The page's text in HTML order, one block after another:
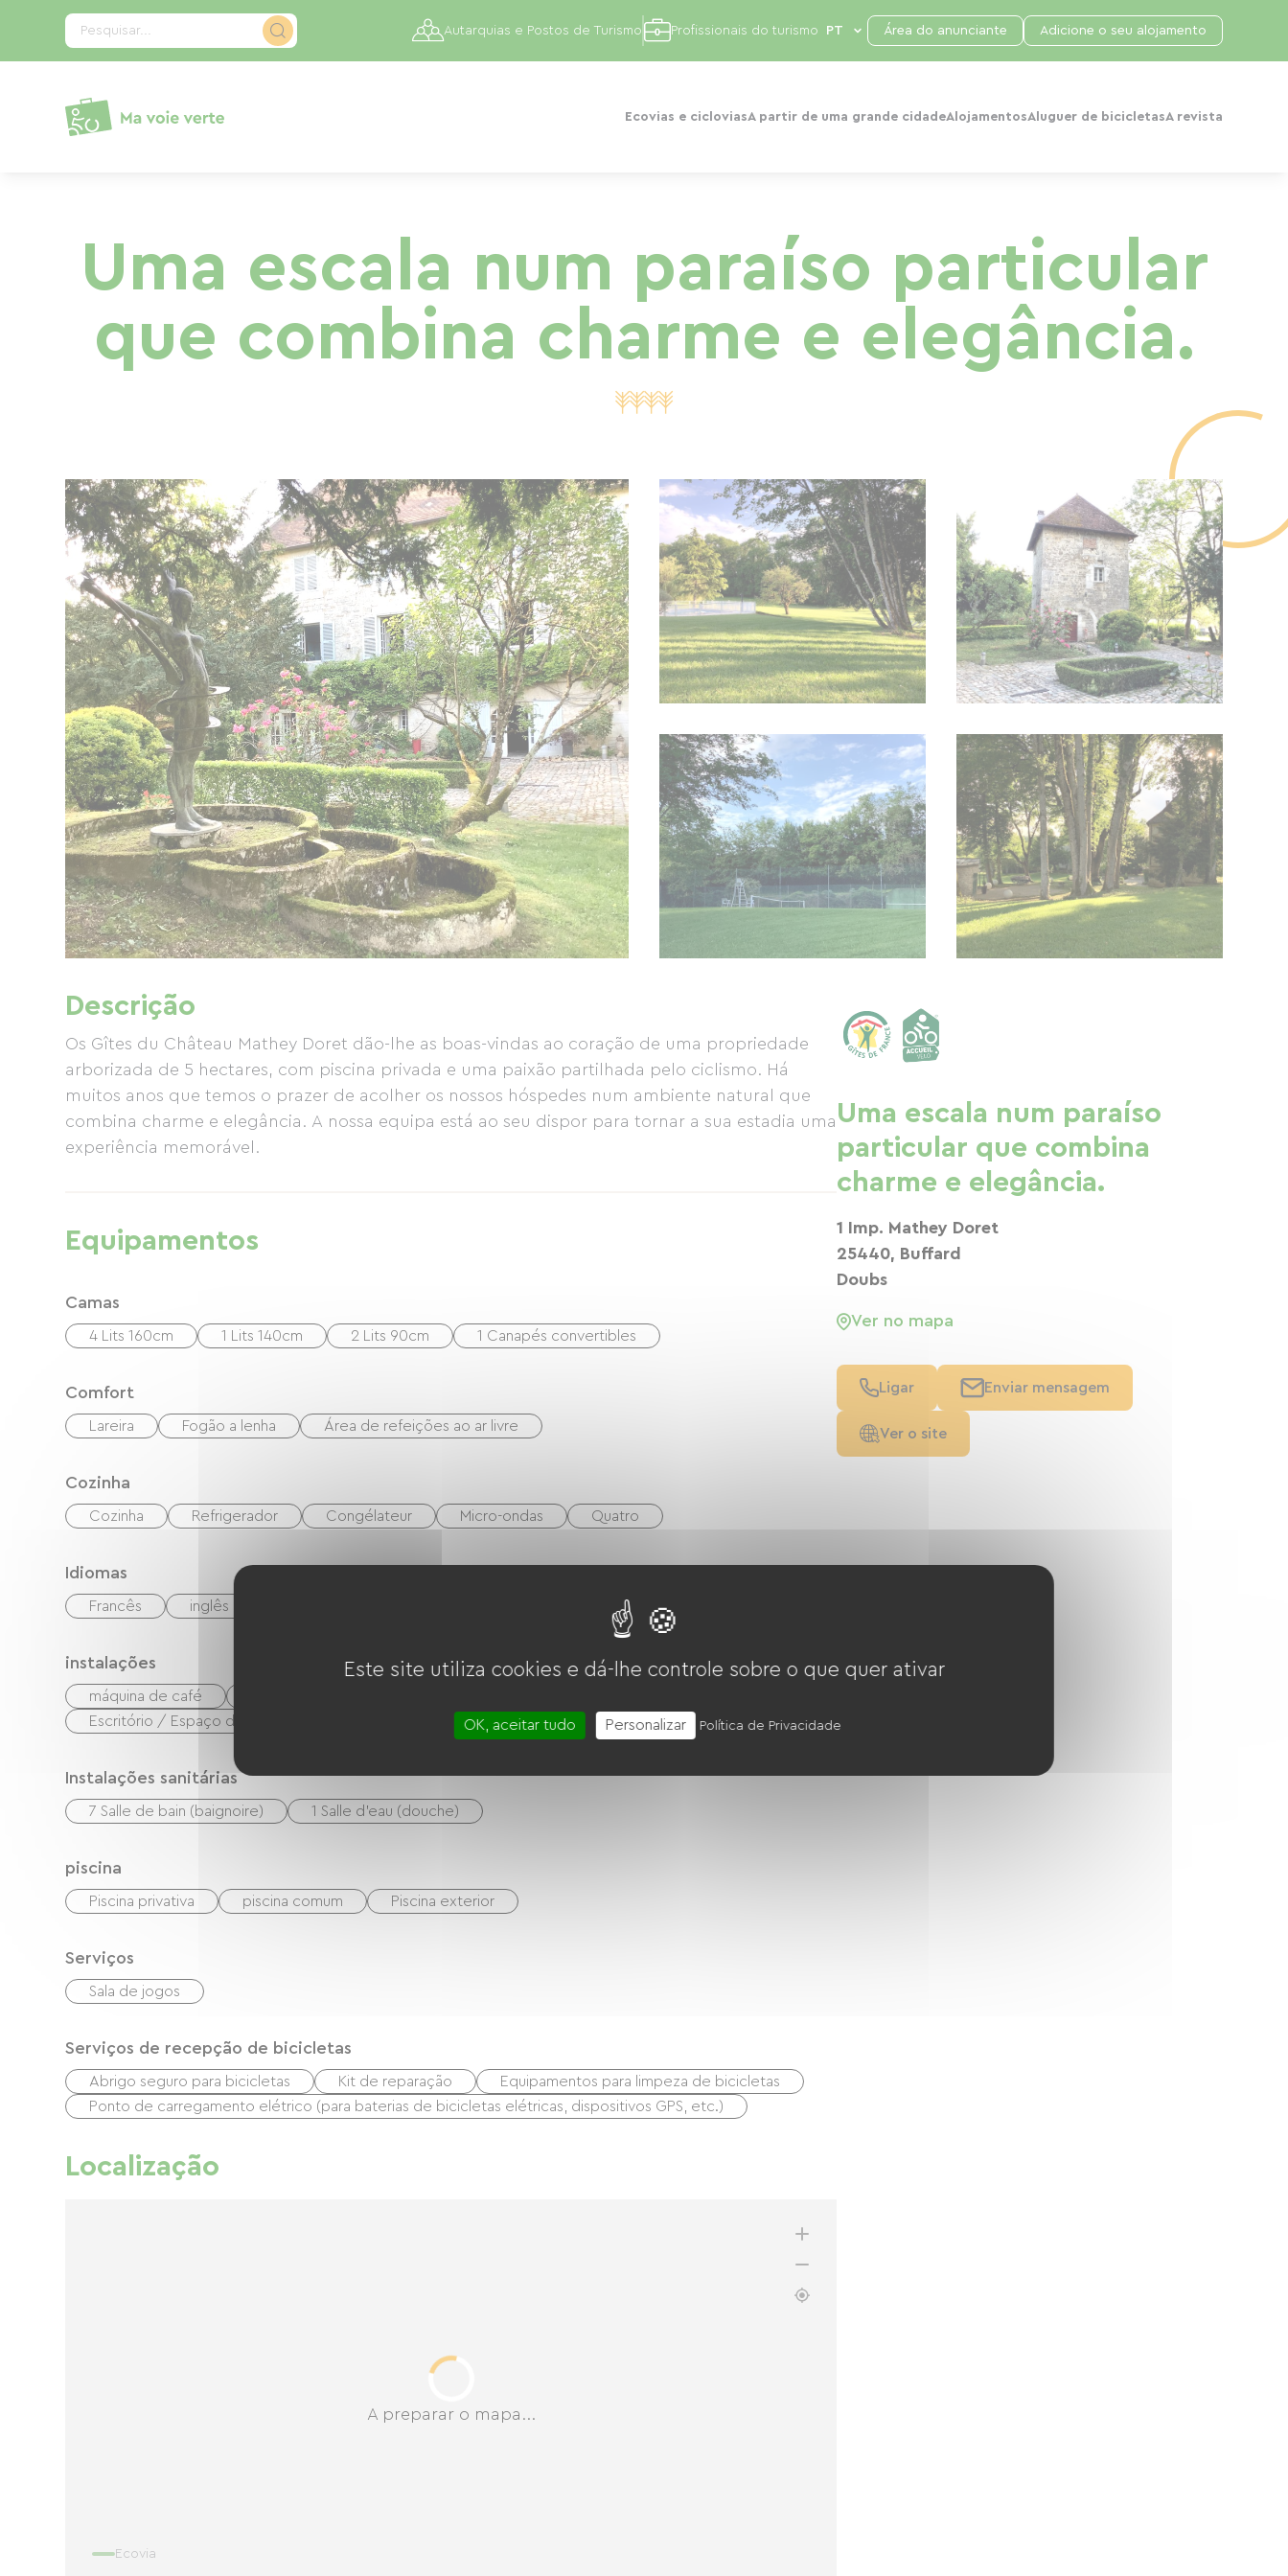
Pesquisar...
Ecovias e cicloviasA partir de uma grande cidadeAlojamentosAluguer de bicicletasA revista
Autarquias e Postos de Turismo Profissionais do turismo Área do anunciante Adicione o seu alojamento
Uma escala num paraíso particular
que combina charme e elegância.
Descrição
Os Gîtes du Château Mathey Doret dão-lhe as boas-vindas ao coração de uma propriedade
arborizada de 5 hectares, com piscina privada e uma paixão partilhada pelo ciclismo. Há
muitos anos que temos o prazer de acolher os nossos hóspedes num ambiente natural que
combina charme e elegância. A nossa equipa está ao seu dispor para tornar a sua estadia uma
experiência memorável.
Equipamentos
Camas
4 Lits 160cm 1 Lits 140cm 2 Lits 90cm 1 Canapés convertibles
Comfort
Lareira Fogão a lenha Área de refeições ao ar livre
Cozinha
Cozinha Refrigerador Congélateur Micro-ondas Quatro
Idiomas
Francês inglês
instalações
máquina de café
Escritório / Espaço de trabalho remoto
Instalações sanitárias
7 Salle de bain (baignoire) 1 Salle d'eau (douche)
piscina
Piscina privativa piscina comum Piscina exterior
Serviços
Sala de jogos
Serviços de recepção de bicicletas
Abrigo seguro para bicicletas Kit de reparação
Equipamentos para limpeza de bicicletas
Ponto de carregamento elétrico (para baterias de bicicletas elétricas, dispositivos GPS, etc.)
Localização
A preparar o mapa...
Ecovia
Uma escala num paraíso
particular que combina
charme e elegância.
1 Imp. Mathey Doret
25440, Buffard
Doubs
Ver no mapa
Ligar Enviar mensagem
Ver o site
Painel de Gerenciamento de Cookies
Este site utiliza cookies e dá-lhe controle sobre o que quer ativar
OK, aceitar tudo Personalizar Política de Privacidade